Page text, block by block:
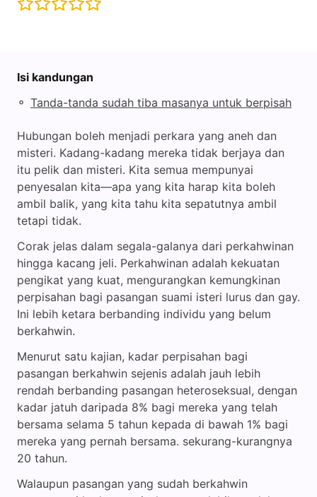
Isi kandungan
◦ Tanda-tanda sudah tiba masanya untuk berpisah
Hubungan boleh menjadi perkara yang aneh dan
misteri. Kadang-kadang mereka tidak berjaya dan
itu pelik dan misteri. Kita semua mempunyai
penyesalan kita—apa yang kita harap kita boleh
ambil balik, yang kita tahu kita sepatutnya ambil
tetapi tidak.
Corak jelas dalam segala-galanya dari perkahwinan
hingga kacang jeli. Perkahwinan adalah kekuatan
pengikat yang kuat, mengurangkan kemungkinan
perpisahan bagi pasangan suami isteri lurus dan gay.
Ini lebih ketara berbanding individu yang belum
berkahwin.
Menurut satu kajian, kadar perpisahan bagi
pasangan berkahwin sejenis adalah jauh lebih
rendah berbanding pasangan heteroseksual, dengan
kadar jatuh daripada 8% bagi mereka yang telah
bersama selama 5 tahun kepada di bawah 1% bagi
mereka yang pernah bersama. sekurang-kurangnya
20 tahun.
Walaupun pasangan yang sudah berkahwin